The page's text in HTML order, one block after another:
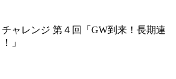
ャレンジ 第４回「GW到来！長期連
」